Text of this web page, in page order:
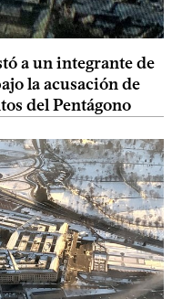
a un integrante de
la acusación de
del Pentágono